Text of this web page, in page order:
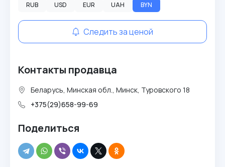
RUB USD EUR UAH BYN
Следить за ценой
Контакты продавца
Беларусь, Минская обл., Минск, Туровского 18
+375(29)658-99-69
Поделиться